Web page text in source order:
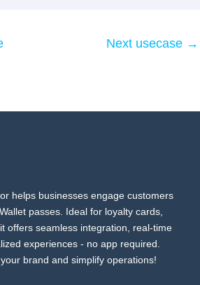
Next usecase →
helps businesses engage customers
passes. Ideal for loyalty cards,
offers seamless integration, real-time
experiences - no app required.
brand and simplify operations!